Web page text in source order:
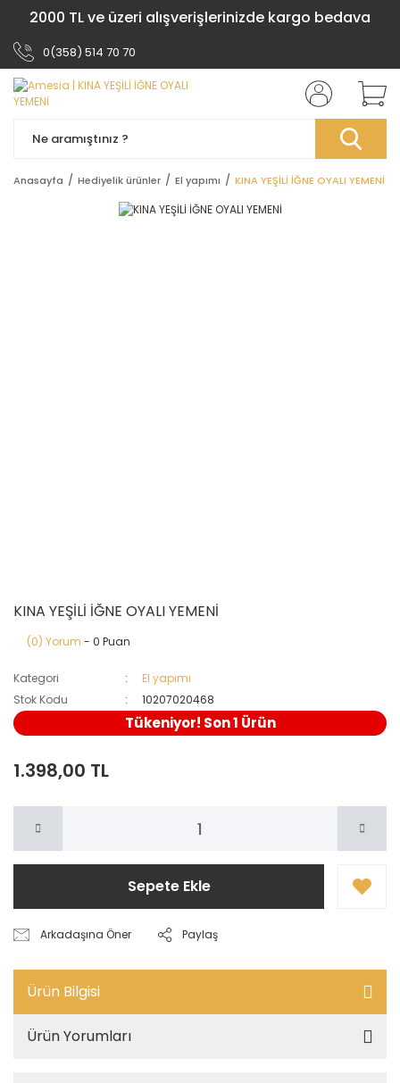
2000 TL ve üzeri alışverişlerinizde kargo bedava
0(358) 514 70 70
Anasayfa Hediyelik ürünler El yapımı KINA YEŞİLİ İĞNE OYALI YEMENİ
KINA YEŞİLİ İĞNE OYALI YEMENİ
(0) Yorum - 0 Puan
Kategori
El yapımı
Stok Kodu
10207020468
Tükeniyor! Son 1 Ürün
1.398,00 TL
Sepete Ekle
Arkadaşına Öner Paylaş
Ürün Bilgisi
Ürün Yorumları